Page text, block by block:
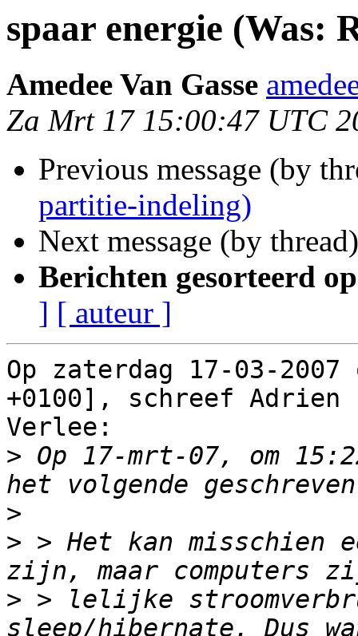
spaar energie (Was:
Amedee Van Gasse
Za Mrt 17 15:00:47 UTC
Previous message (by
partitie-indeling)
Next message (by
Berichten gesorteerd
] [ auteur ]
Op zaterdag 17-03-
+0100], schreef Adrien
Verlee:
> Op 17-mrt-07, om
>
> > Het kan misschien
> > lelijke